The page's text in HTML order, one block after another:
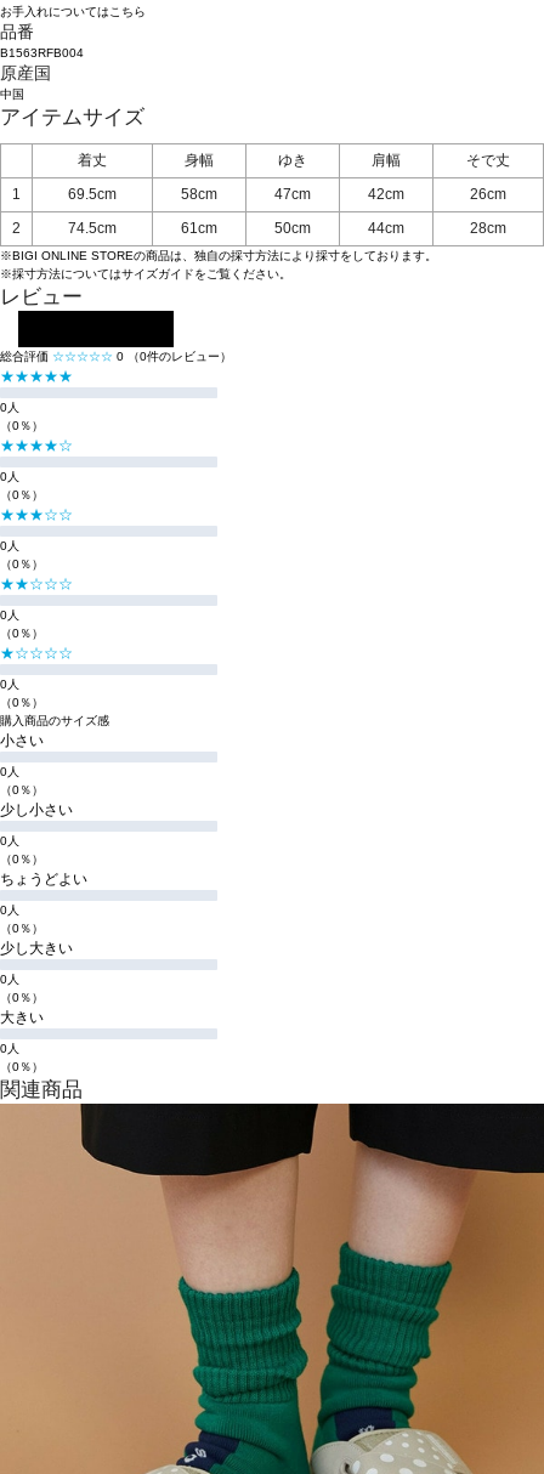
お手入れについてはこちら
品番
B1563RFB004
原産国
中国
アイテムサイズ
着丈 身幅 ゆき 肩幅
そで丈
1
69.5cm 58cm 47cm 42cm
26cm
2
74.5cm 61cm 50cm 44cm 28cm
※BIGI ONLINE STOREの商品は、独自の採寸方法により採寸をしております。
※採寸方法についてはサイズガイドをご覧ください。
レビュー
総合評価 ☆☆☆☆☆ 0 （0件のレビュー）
★★★★★
0人
（0％）
★★★★☆
0人
（0％）
★★★☆☆
0人
（0％）
★★☆☆☆
0人
（0％）
★☆☆☆☆
0人
（0％）
購入商品のサイズ感
小さい
0人
（0％）
少し小さい
0人
（0％）
ちょうどよい
0人
（0％）
少し大きい
0人
（0％）
大きい
0人
（0％）
関連商品